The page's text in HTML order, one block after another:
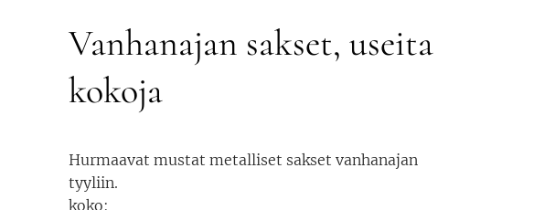
Vanhanajan sakset, useita
kokoja
Hurmaavat mustat metalliset sakset vanhanajan
tyyliin.
koko: